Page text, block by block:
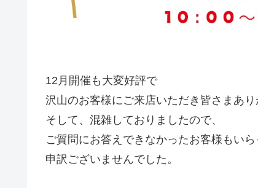
12月開催も大変好評で
沢山のお客様にご来店いただき皆さまあ
そして、混雑しておりましたので、
ご質問にお答えできなかったお客様もいら
申訳ございませんでした。